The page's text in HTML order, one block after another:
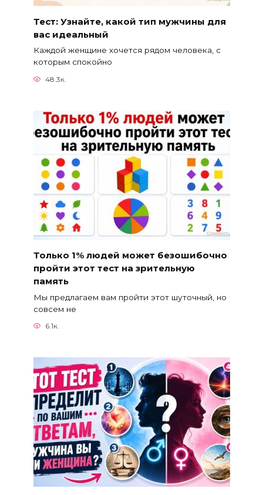
Тест: Узнайте, какой тип мужчины для
вас идеальный
Каждой женщине хочется рядом человека, с
которым спокойно
48.3к.
Только 1% людей может безошибочно
пройти этот тест на зрительную
память
Мы предлагаем вам пройти этот шуточный, но
совсем не
6.1к.